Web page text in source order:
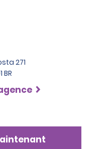
271
BR